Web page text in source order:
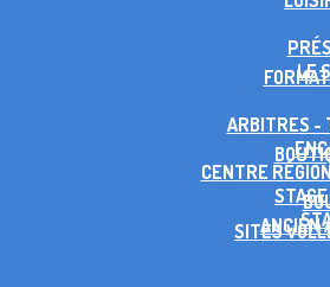
LE
ARBITRES -
CENTRE
ANCIEN
SITES